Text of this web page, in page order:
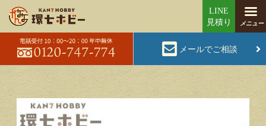
メールでご相談